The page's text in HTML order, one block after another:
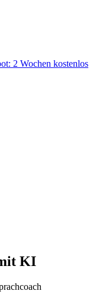
2 Wochen kostenlos
KI